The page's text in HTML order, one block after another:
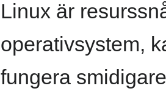
Linux är
operativsystem,
fungera